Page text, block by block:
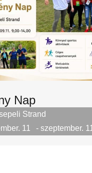
Nap
Strand
11
- szeptember. 11